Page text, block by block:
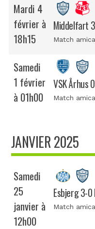
Mardi 4
février à
18h15
Middelfart
Match
Samedi
1 février
à 01h00
VSK Århus
Match
JANVIER 2025
Samedi
25
janvier à
12h00
Esbjerg 3-
Match